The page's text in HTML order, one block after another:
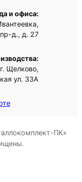
и офиса:
д., д. 27
Щелково,
ул. 33А
ПК»